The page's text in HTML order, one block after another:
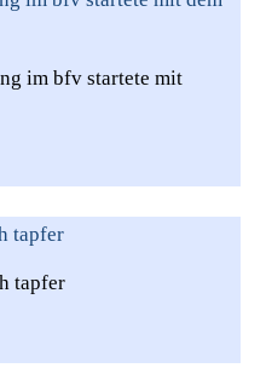
im bfv startete mit
tapfer